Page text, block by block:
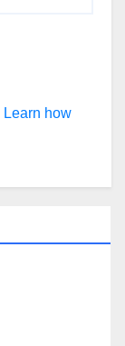
Learn how